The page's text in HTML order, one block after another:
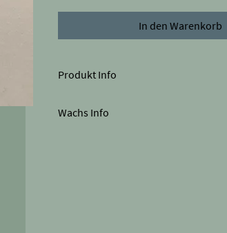
In den Warenkorb
Produkt Info
Wachs Info